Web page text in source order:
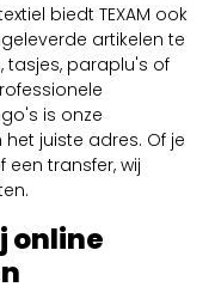
biedt TEXAM ook
artikelen te
tasjes, paraplu's of
is onze
het juiste adres. Of je
een transfer, wij
online